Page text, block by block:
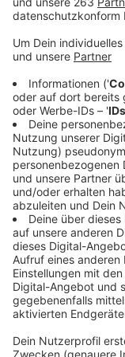
Sitzplätze.
Anzeige
Das Siegener
nach der Corona
Theatersaal ist
umgebaut
normalerweise
Sitzplätze.
Abstand und
Auch die große
eine kleinere
stattfinden
des Apollo